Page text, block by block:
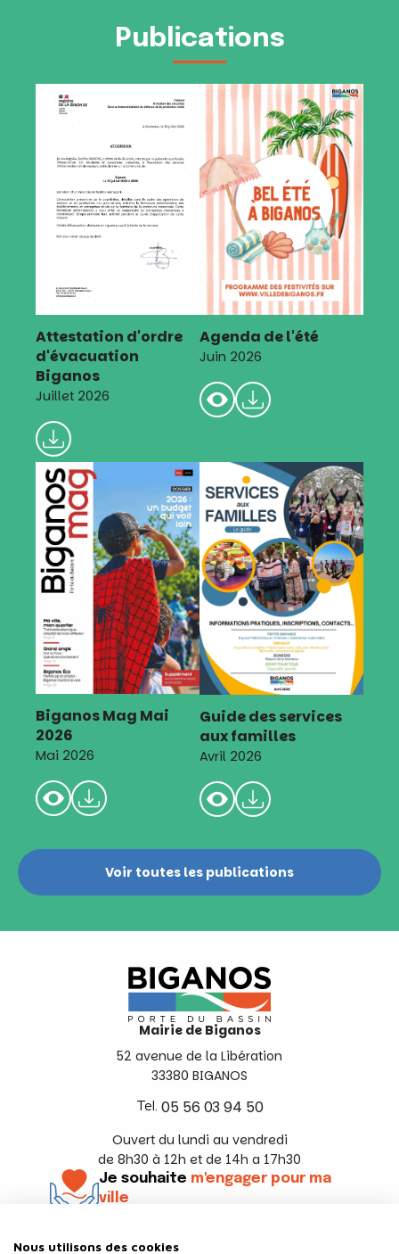
Publications
Attestation d'ordre
d'évacuation
Biganos
Juillet 2026
Agenda de l'été
Juin 2026
Biganos Mag Mai
2026
Mai 2026
Guide des services
aux familles
Avril 2026
Voir toutes les publications
Mairie de Biganos
52 avenue de la Libération
33380 BIGANOS
Tel. 05 56 03 94 50
Ouvert du lundi au vendredi
de 8h30 à 12h et de 14h a 17h30
Je souhaite m'engager pour ma
ville
Nous utilisons des cookies